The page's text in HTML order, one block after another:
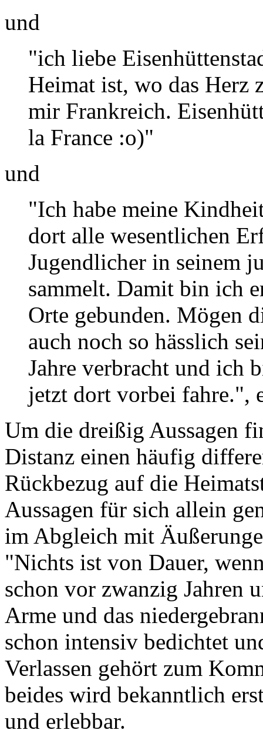
und
"ich liebe
Heimat ist, wo das Herz
mir Frankreich.
la France :o)"
und
"Ich habe meine
dort alle wesentlichen
Jugendlicher in seinem
sammelt. Damit bin ich
Orte gebunden. Mögen
auch noch so hässlich
Jahre verbracht und ich
jetzt dort vorbei fahre.",
Um die dreißig Aussagen
Distanz einen häufig
Rückbezug auf die
Aussagen für sich allein
im Abgleich mit
"Nichts ist von Dauer,
schon vor zwanzig Jahren
Arme und das
schon intensiv bedichtet
Verlassen gehört zum
beides wird bekanntlich
und erlebbar.